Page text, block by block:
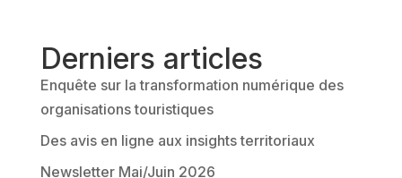
r
n
i
v
Derniers articles
Enquête sur la transformation numérique des
organisations touristiques
Des avis en ligne aux insights territoriaux
Newsletter Mai/Juin 2026